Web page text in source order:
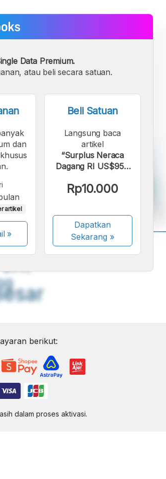
A
Data Premium.
atau beli secara satuan.
dan
artikel
»
Beli Satuan
Langsung baca
artikel
“Surplus Neraca
Dagang RI US$954
2026, Anjlok 62%”.
Rp10.000
Dapatkan
Sekarang»
berikut:
dalam proses aktivasi.